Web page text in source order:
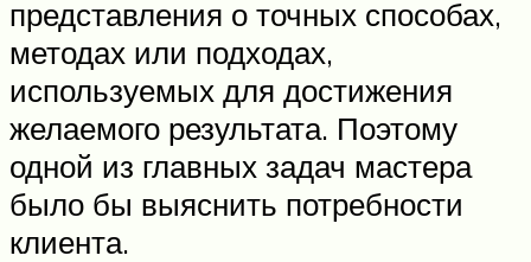
представления о точных способах,
методах или подходах,
используемых для достижения
желаемого результата. Поэтому
одной из главных задач мастера
было бы выяснить потребности
клиента.